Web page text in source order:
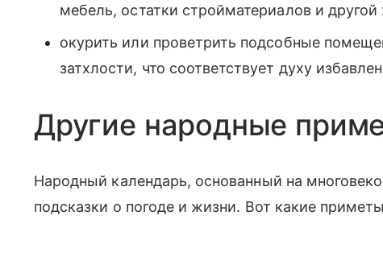
мебель, остатки стройматериалов и
окурить или проветрить подсобные
затхлости, что соответствует духу
Другие народные
Народный календарь, основанный на
подсказки о погоде и жизни. Вот какие